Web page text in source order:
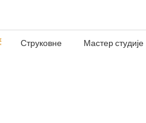
Струковне Мастер студије